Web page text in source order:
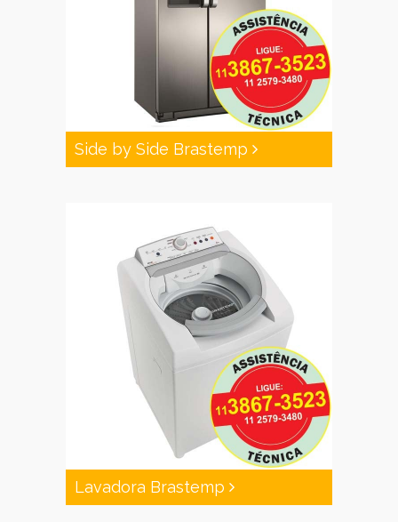
Side by Side Brastemp
Lavadora Brastemp